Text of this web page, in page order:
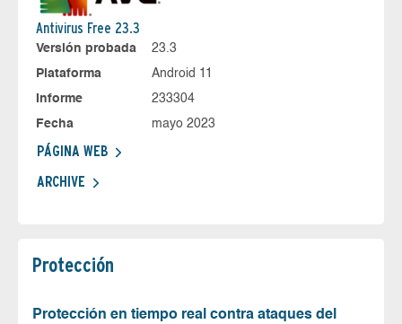
Antivirus Free 23.3
Versión probada
23.3
Plataforma
Android 11
Informe
233304
Fecha
mayo 2023
PÁGINA WEB
ARCHIVE
Protección
Protección en tiempo real contra ataques del